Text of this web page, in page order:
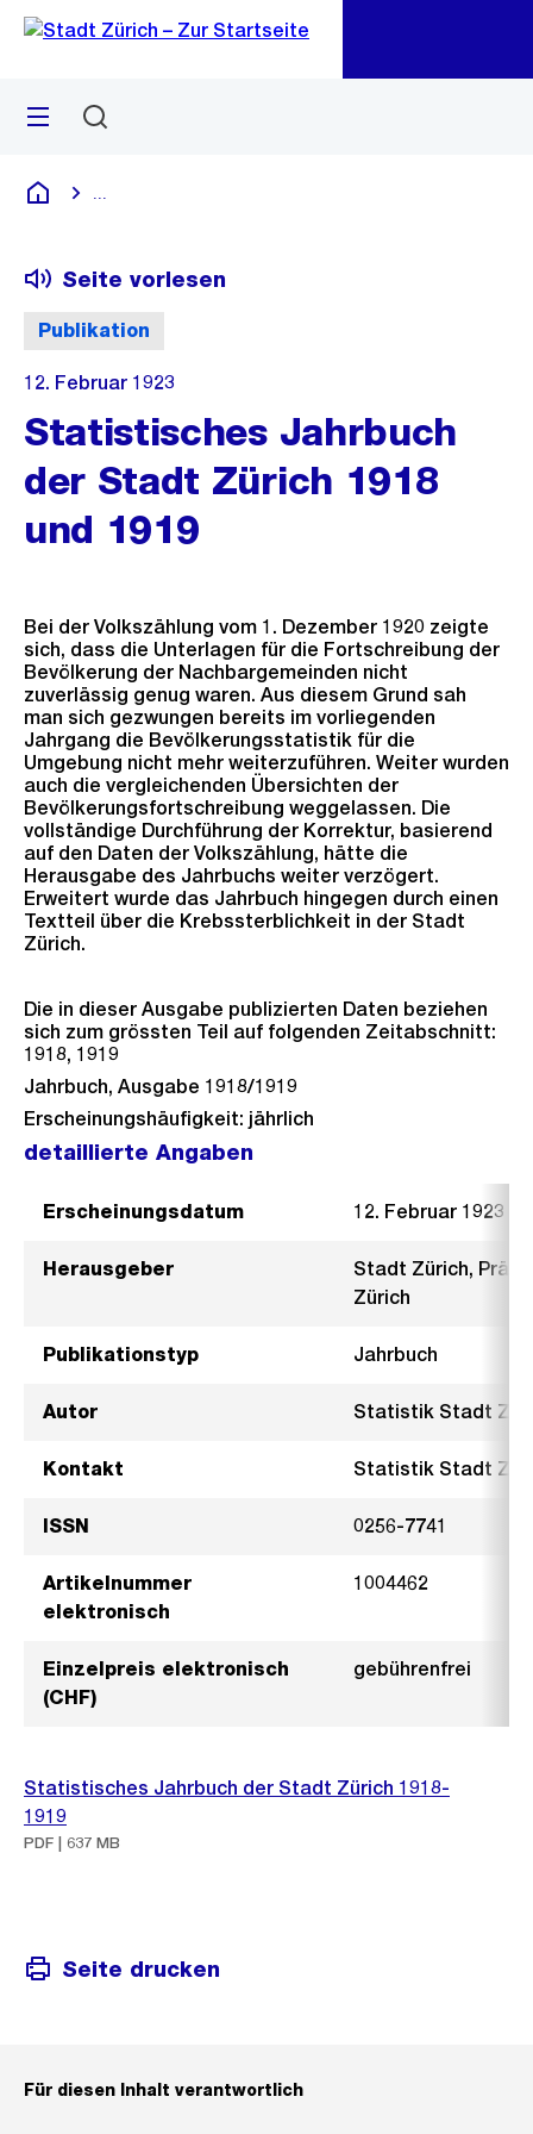
Navigation
Sprunglink
Menü
Deutsch
Publikation
Seite vorlesen
12. Februar 1923
Statistisches Jahrbuch
der Stadt Zürich 1918
und 1919
Bei der Volkszählung vom 1. Dezember 1920 zeigte
sich, dass die Unterlagen für die Fortschreibung der
Bevölkerung der Nachbargemeinden nicht
zuverlässig genug waren. Aus diesem Grund sah
man sich gezwungen bereits im vorliegenden
Jahrgang die Bevölkerungsstatistik für die
Umgebung nicht mehr weiterzuführen. Weiter wurden
auch die vergleichenden Übersichten der
Bevölkerungsfortschreibung weggelassen. Die
vollständige Durchführung der Korrektur, basierend
auf den Daten der Volkszählung, hätte die
Herausgabe des Jahrbuchs weiter verzögert.
Erweitert wurde das Jahrbuch hingegen durch einen
Textteil über die Krebssterblichkeit in der Stadt
Zürich.
Die in dieser Ausgabe publizierten Daten beziehen
sich zum grössten Teil auf folgenden Zeitabschnitt:
1918, 1919
Jahrbuch, Ausgabe 1918/1919
Erscheinungshäufigkeit: jährlich
detaillierte Angaben
Erscheinungsdatum 12. Februar 1923
Herausgeber
Stadt Zürich,
Zürich
Publikationstyp Jahrbuch
Autor Statistik Stadt
Kontakt Statistik Stadt
ISSN 0256-7741
Artikelnummer
elektronisch
1004462
Einzelpreis elektronisch
(CHF)
gebührenfrei
Statistisches Jahrbuch der Stadt Zürich 1918-
1919
PDF | 637 MB
Seite drucken
Für diesen Inhalt verantwortlich